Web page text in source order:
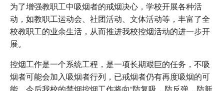
为了增强教职工中吸烟者的戒烟决心，学校开展各种活
动，如教职工运动会、社团活动、文体活动等，丰富了全
校教职工的业余生活，从而推进我校控烟活动的进一步开
展。
控烟工作是一个系统工程，是一项长期艰巨的任务，不吸
烟者可能会加入吸烟者行列，已戒烟者仍有再度吸烟的可